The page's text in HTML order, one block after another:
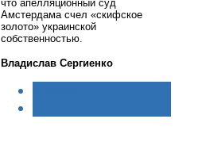
что апелляционный суд
Амстердама счел «скифское
золото» украинской
собственностью.
Владислав Сергиенко